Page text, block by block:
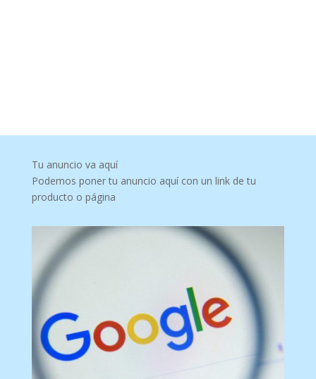
Tu anuncio va aquí
Podemos poner tu anuncio aquí con un link de tu
producto o página